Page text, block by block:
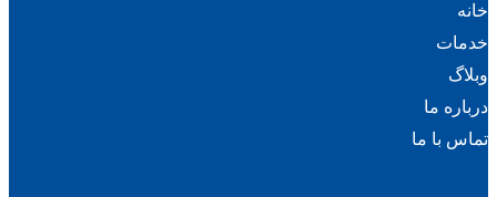
خانه
خدمات
وبلاگ
درباره ما
تماس با ما